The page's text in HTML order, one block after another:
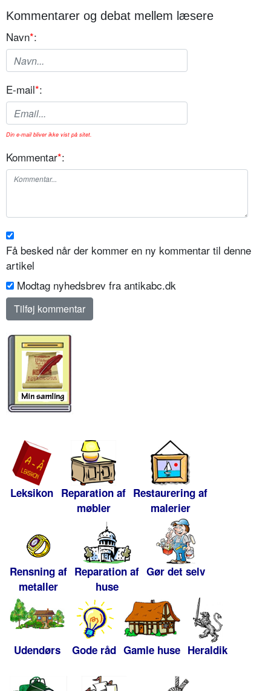
Kommentarer og debat mellem læsere
Navn*:
E-mail*:
Din e-mail bliver ikke vist på sitet.
Kommentar*:
Få besked når der kommer en ny kommentar til denne
artikel
Modtag nyhedsbrev fra antikabc.dk
Leksikon Reparation af
møbler
Restaurering af
malerier
Rensning af
metaller
Reparation af
huse
Gør det selv
Udendørs Gode råd Gamle huse Heraldik